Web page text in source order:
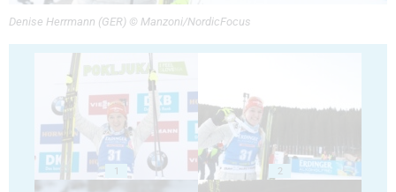
Denise Herrmann (GER) © Manzoni/NordicFocus
1 2